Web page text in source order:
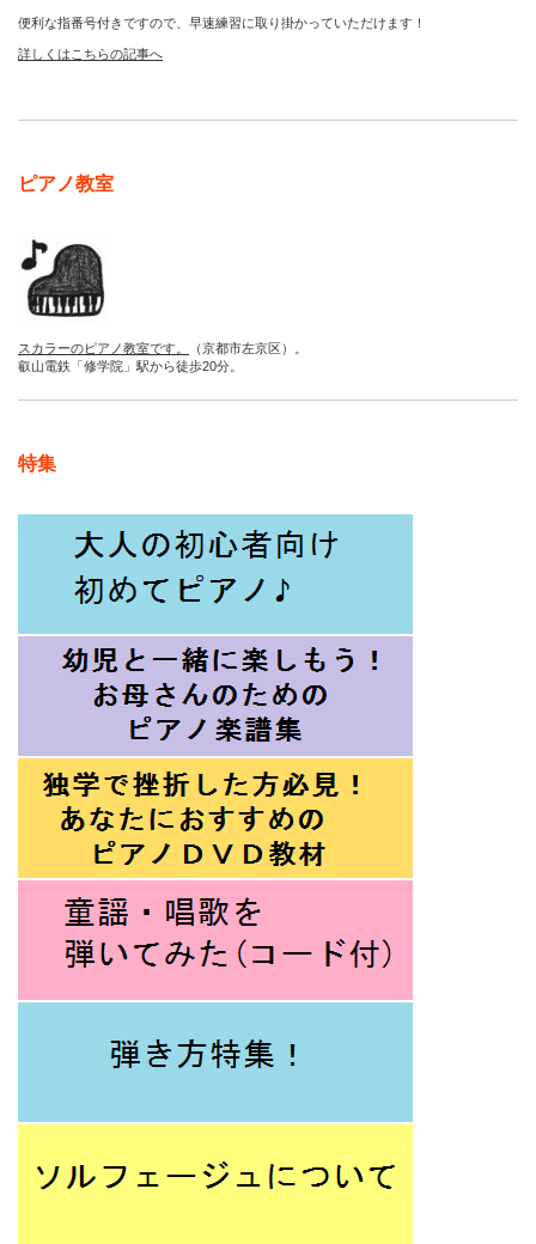
便利な指番号付きですので、早速練習に取り掛かっていただけます！
詳しくはこちらの記事へ
ピアノ教室
スカラーのピアノ教室です。
（京都市左京区）。
叡山電鉄「修学院」駅から徒歩20分。
特集